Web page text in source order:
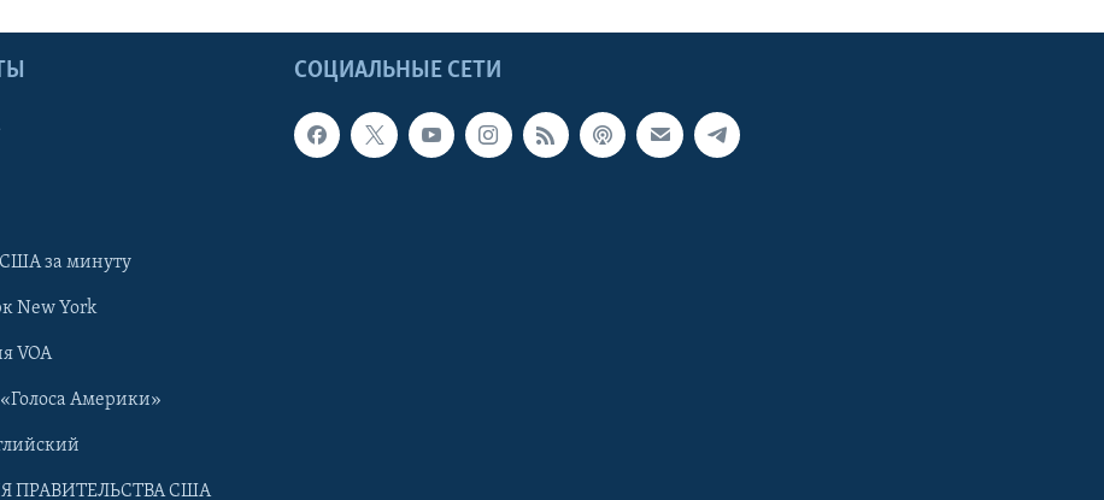
СОЦИАЛЬНЫЕ СЕТИ
за минуту
New York
VOA
Америки»
ПРАВИТЕЛЬСТВА США